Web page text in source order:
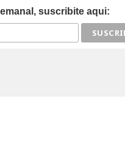
suscribite aqui: